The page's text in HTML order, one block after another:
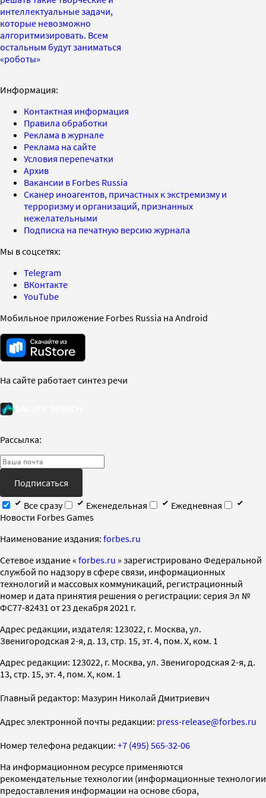
интеллектуальные задачи,
которые невозможно
алгоритмизировать. Всем
остальным будут заниматься
«роботы»
Информация:
Контактная информация
Правила обработки
Реклама в журнале
Реклама на сайте
Условия перепечатки
Архив
Вакансии в Forbes Russia
Сканер иноагентов, причастных к экстремизму и
терроризму и организаций, признанных
нежелательными
Подписка на печатную версию журнала
Мы в соцсетях:
Telegram
ВКонтакте
YouTube
Мобильное приложение Forbes Russia на Android
На сайте работает синтез речи
Рассылка:
Подписаться
Все сразу
Еженедельная
Ежедневная
Новости Forbes Games
Наименование издания: forbes.ru
Cетевое издание « forbes.ru » зарегистрировано Федеральной
службой по надзору в сфере связи, информационных
технологий и массовых коммуникаций, регистрационный
номер и дата принятия решения о регистрации: серия Эл №
ФС77-82431 от 23 декабря 2021 г.
Адрес редакции, издателя: 123022, г. Москва, ул.
Звенигородская 2-я, д. 13, стр. 15, эт. 4, пом. X, ком. 1
Адрес редакции: 123022, г. Москва, ул. Звенигородская 2-я, д.
13, стр. 15, эт. 4, пом. X, ком. 1
Главный редактор: Мазурин Николай Дмитриевич
Адрес электронной почты редакции: press-release@forbes.ru
Номер телефона редакции: +7 (495) 565-32-06
На информационном ресурсе применяются
рекомендательные технологии (информационные технологии
предоставления информации на основе сбора,